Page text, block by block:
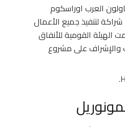
العرب اوراسكوم
لتنفيذ جميع الأعمال
الهيئة القومية للأنفاق
والإشراف على مشروع